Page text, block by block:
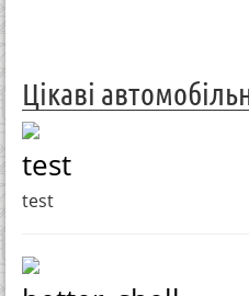
Цікаві
test
test